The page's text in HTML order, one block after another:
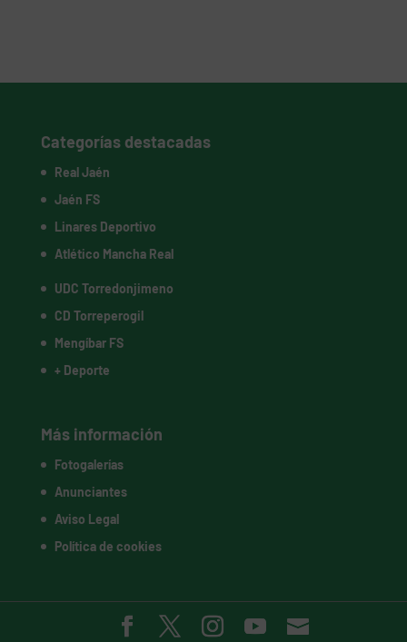
Categorías destacadas
Real Jaén
Jaén FS
Linares Deportivo
Atlético Mancha Real
UDC Torredonjimeno
CD Torreperogil
Mengíbar FS
+ Deporte
Más información
Fotogalerías
Anunciantes
Aviso Legal
Política de cookies